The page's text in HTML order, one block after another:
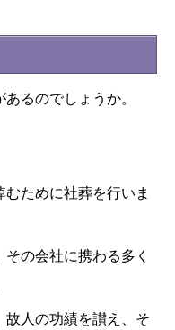
るのでしょうか。
ために社葬を行いま
の会社に携わる多く
故人の功績を讃え、そ